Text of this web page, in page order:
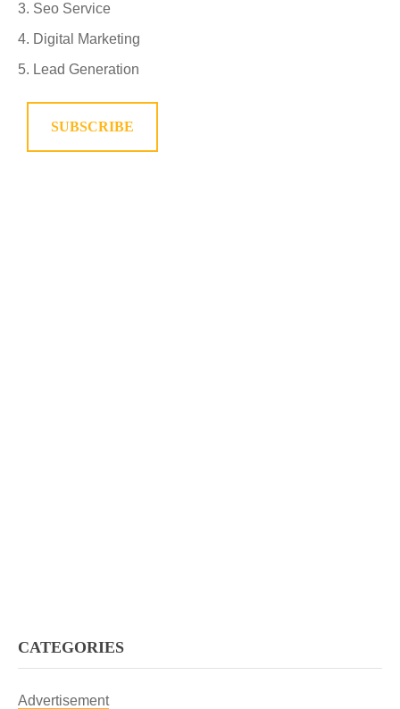
Seo Service
Digital Marketing
Lead Generation
SUBSCRIBE
CATEGORIES
Advertisement